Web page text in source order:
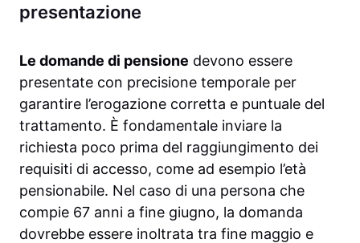
presentazione
Le domande di pensione devono essere
presentate con precisione temporale per
garantire l’erogazione corretta e puntuale del
trattamento. È fondamentale inviare la
richiesta poco prima del raggiungimento dei
requisiti di accesso, come ad esempio l’età
pensionabile. Nel caso di una persona che
compie 67 anni a fine giugno, la domanda
dovrebbe essere inoltrata tra fine maggio e